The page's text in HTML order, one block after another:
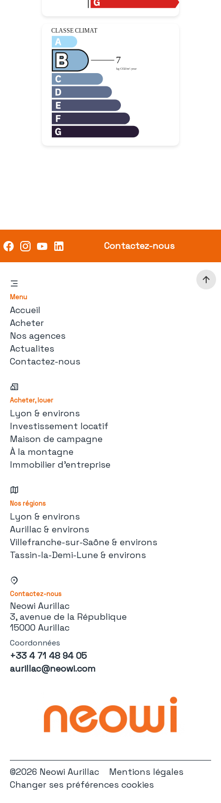
Contactez-nous
Menu
Accueil
Acheter
Nos agences
Actualites
Contactez-nous
Acheter, louer
Lyon & environs
Investissement locatif
Maison de campagne
À la montagne
Immobilier d'entreprise
Nos régions
Lyon & environs
Aurillac & environs
Villefranche-sur-Saône & environs
Tassin-la-Demi-Lune & environs
Contactez-nous
Neowi Aurillac
3, avenue de la République
15000 Aurillac
Coordonnées
+33 4 71 48 94 05
aurillac@neowi.com
©2026 Neowi Aurillac
Mentions légales
Changer ses préférences cookies